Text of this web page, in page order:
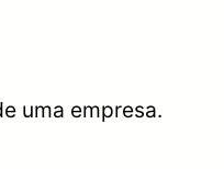
uma empresa.